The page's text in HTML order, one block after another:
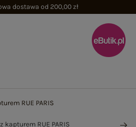
dostawa od 200,00 zł
RUE PARIS